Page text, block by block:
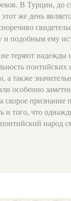
В Турции, до
же день
и подобным ему
теряют надежды
а также
особенно
скорое признание
и того, что
народ